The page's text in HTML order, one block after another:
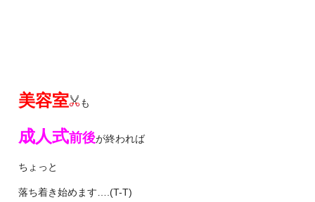
美容室 も
成人式前後が終われば
ちょっと
落ち着き始めます….(T-T)